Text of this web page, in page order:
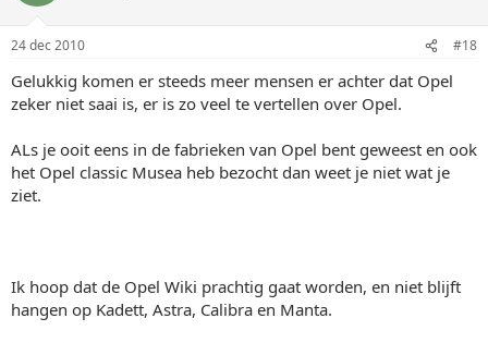
24 dec 2010 #18
Gelukkig komen er steeds meer mensen er achter dat Opel
zeker niet saai is, er is zo veel te vertellen over Opel.
ALs je ooit eens in de fabrieken van Opel bent geweest en ook
het Opel classic Musea heb bezocht dan weet je niet wat je
ziet.
Ik hoop dat de Opel Wiki prachtig gaat worden, en niet blijft
hangen op Kadett, Astra, Calibra en Manta.